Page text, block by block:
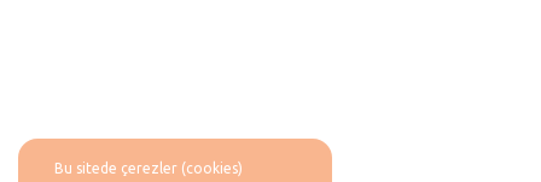
Bu sitede çerezler (cookies)